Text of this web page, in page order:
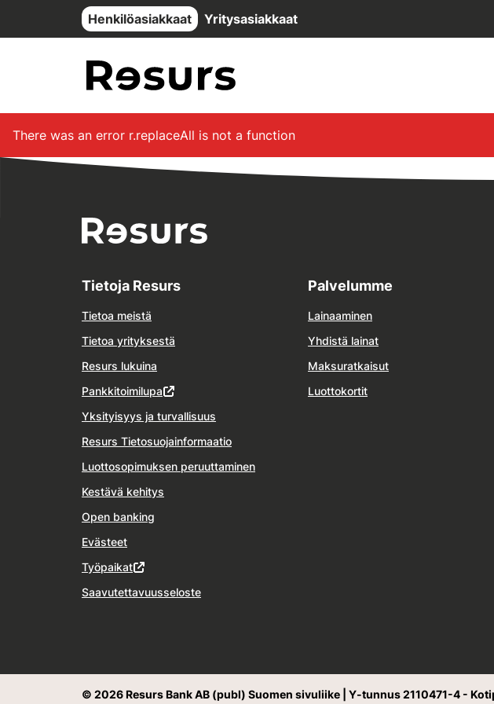
Siirry pääsisältöönHenkilöasiakkaat Yritysasiakkaat
There was an error r.replaceAll is not a function
Tietoja Resurs
Tietoa meistä
Tietoa yrityksestä
Resurs lukuina
Pankkitoimilupa
Yksityisyys ja turvallisuus
Resurs Tietosuojainformaatio
Luottosopimuksen peruuttaminen
Kestävä kehitys
Open banking
Evästeet
Työpaikat
Saavutettavuusseloste
Palvelumme
Lainaaminen
Yhdistä lainat
Maksuratkaisut
Luottokortit
© 2026 Resurs Bank AB (publ) Suomen sivuliike | Y-tunnus 2110471-4 -